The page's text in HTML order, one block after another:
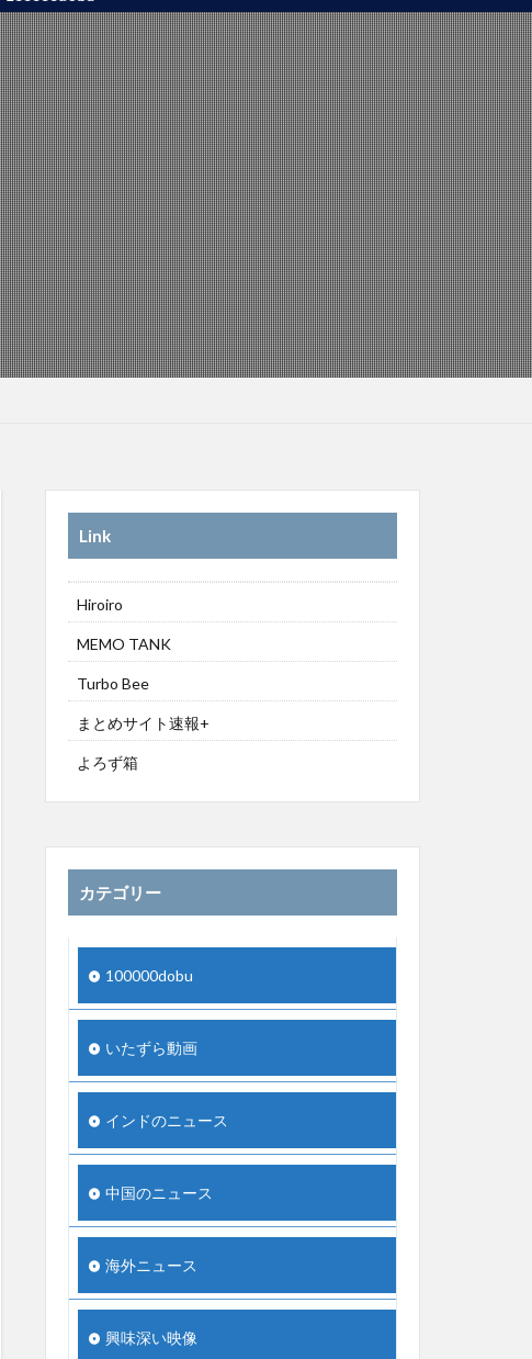
Link
Hiroiro
MEMO TANK
Turbo Bee
まとめサイト速報+
よろず箱
カテゴリー
100000dobu
いたずら動画
インドのニュース
中国のニュース
海外ニュース
興味深い映像